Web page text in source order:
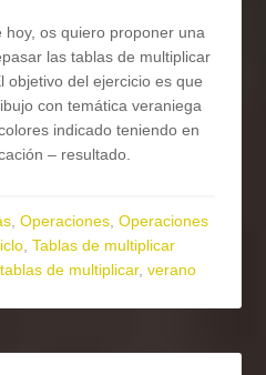
hoy, os quiero proponer una
las tablas de multiplicar
objetivo del ejercicio es que
con temática veraniega
indicado teniendo en
– resultado.
,Operaciones,Operaciones
,Tablas de multiplicar
tablas de multiplicar,verano